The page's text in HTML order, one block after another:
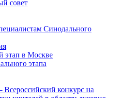
совет
Синодального
этап в Москве
этапа
конкурс на